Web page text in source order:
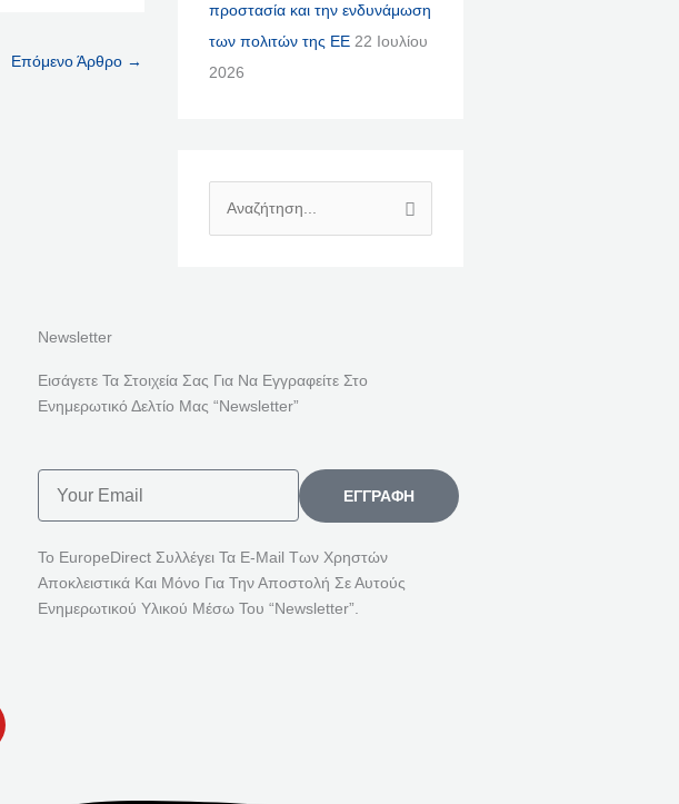
Επόμενο Άρθρο →
προστασία και την ενδυνάμωση
των πολιτών της ΕΕ 22 Ιουλίου
2026
Η
Ι
Α
Newsletter
Εισάγετε Τα Στοιχεία Σας Για Να Εγγραφείτε Στο
Ενημερωτικό Δελτίο Μας “Newsletter”
ΕΓΓΡΑΦΉ
Το EuropeDirect Συλλέγει Τα E-Mail Των Χρηστών
Αποκλειστικά Και Μόνο Για Την Αποστολή Σε Αυτούς
Ενημερωτικού Υλικού Μέσω Του “Newsletter”.